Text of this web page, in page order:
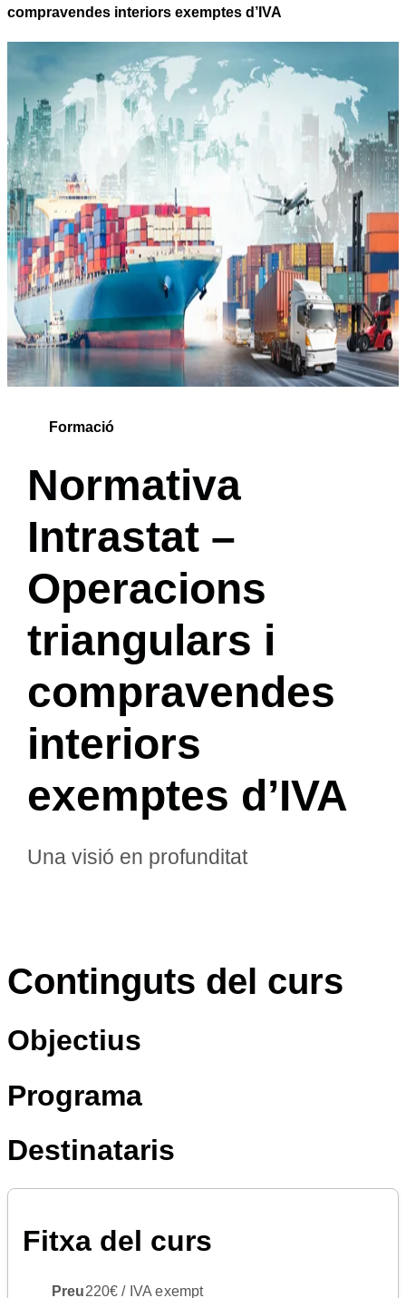
compravendes interiors exemptes d’IVA
Formació
Normativa
Intrastat –
Operacions
triangulars i
compravendes
interiors
exemptes d’IVA
Una visió en profunditat
Continguts del curs
Objectius
Programa
Destinataris
Fitxa del curs
Preu220€ / IVA exempt